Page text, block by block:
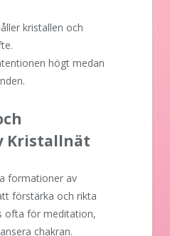
kristallen och
högt medan
Kristallnät
formationer av
förstärka och rikta
ofta för meditation,
chakran.